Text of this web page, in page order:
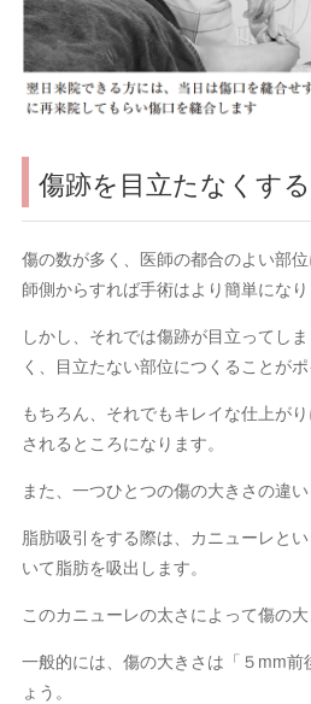
傷跡を目立たなくす
傷の数が多く、医師の都合のよい部
師側からすれば手術はより簡単になり
しかし、それでは傷跡が目立ってし
く、目立たない部位につくることがポ
もちろん、それでもキレイな仕上が
されるところになります。
また、一つひとつの傷の大きさの違い
脂肪吸引をする際は、カニューレと
いて脂肪を吸出します。
このカニューレの太さによって傷の大
一般的には、傷の大きさは「５mm前
ょう。